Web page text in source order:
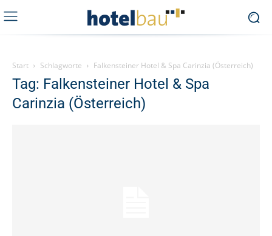
Start Schlagworte Falkensteiner Hotel & Spa Carinzia (Österreich)
Tag: Falkensteiner Hotel & Spa
Carinzia (Österreich)